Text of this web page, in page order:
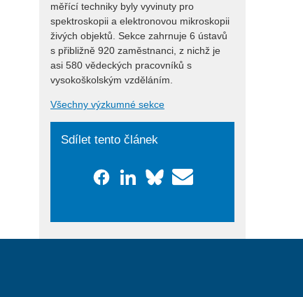
měřící techniky byly vyvinuty pro
spektroskopii a elektronovou mikroskopii
živých objektů. Sekce zahrnuje 6 ústavů
s přibližně 920 zaměstnanci, z nichž je
asi 580 vědeckých pracovníků s
vysokoškolským vzděláním.
Všechny výzkumné sekce
Sdílet tento článek